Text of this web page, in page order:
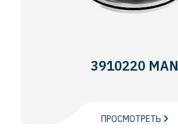
3910220 MAN
ПРОСМОТРЕТЬ